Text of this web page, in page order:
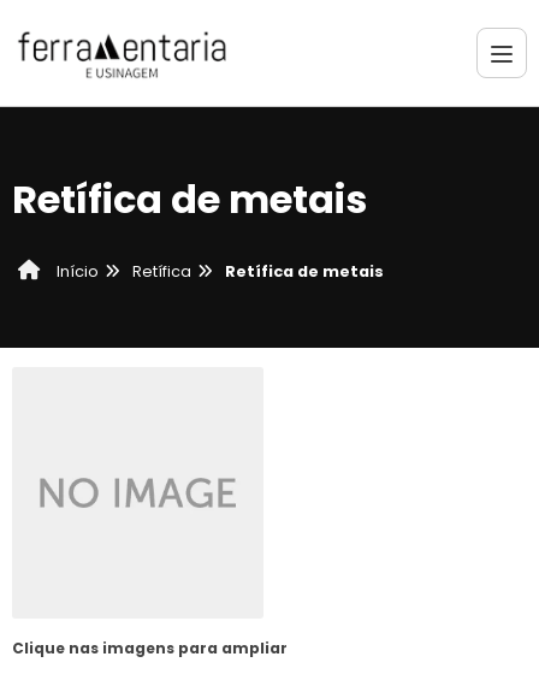
Retífica de metais
Início Retífica Retífica de metais
Clique nas imagens para ampliar